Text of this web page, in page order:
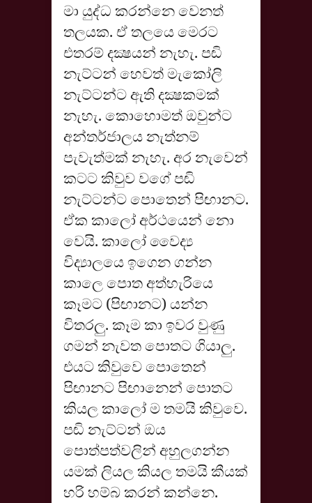
මා යුද්ධ කරන්නෙ වෙනත්
තලයක. ඒ තලයෙ මෙරට
එතරම් දක්‍ෂයන් නැහැ. පඬි
නැට්ටන් හෙවත් මැකෝලි
නැට්ටන්ට ඇති දක්‍ෂකමක්
නැහැ. කොහොමත් ඔවුන්ට
අන්තර්ජාලය නැත්නම්
පැවැත්මක් නැහැ. අර නැවෙන්
කටට කිවුව වගේ පඬි
නැට්ටන්ට පොතෙන් පිඟානට.
ඒක කාලෝ අර්ථයෙන් නො
වෙයි. කාලෝ වෛද්‍ය
විද්‍යාලයෙ ඉගෙන ගන්න
කාලෙ පොත අත්හැරියෙ
කෑමට (පිඟානට) යන්න
විතරලු. කෑම කා ඉවර වුණු
ගමන් නැවත පොතට ගියාලු.
එයට කිවුවෙ පොතෙන්
පිඟානට පිඟානෙන් පොතට
කියල කාලෝ ම තමයි කිවුවෙ.
පඬි නැට්ටන් ඔය
පොත්පත්වලින් අහුලගන්න
යමක් ලියල කියල තමයි කීයක්
හරි හම්බ කරන් කන්නෙ.